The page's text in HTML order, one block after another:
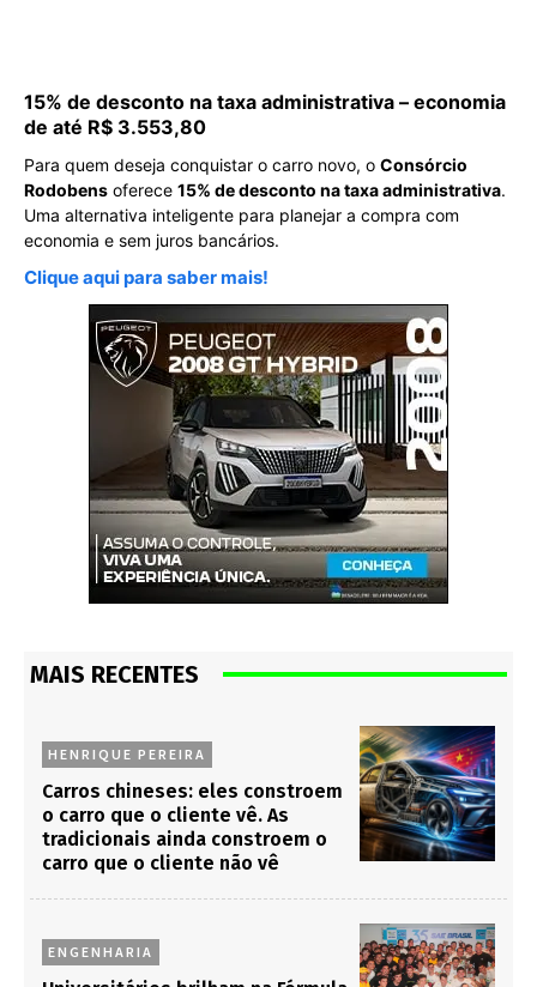
15% de desconto na taxa administrativa – economia
de até R$ 3.553,80
Para quem deseja conquistar o carro novo, o Consórcio
Rodobens oferece 15% de desconto na taxa administrativa.
Uma alternativa inteligente para planejar a compra com
economia e sem juros bancários.
Clique aqui para saber mais!
MAIS RECENTES
HENRIQUE PEREIRA
Carros chineses: eles constroem
o carro que o cliente vê. As
tradicionais ainda constroem o
carro que o cliente não vê
ENGENHARIA